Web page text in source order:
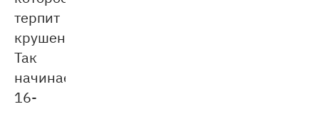
терпит
крушение.
Так
начинается
16-